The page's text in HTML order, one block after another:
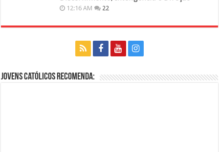
12:16 AM 22
Jovens Católicos Recomenda: